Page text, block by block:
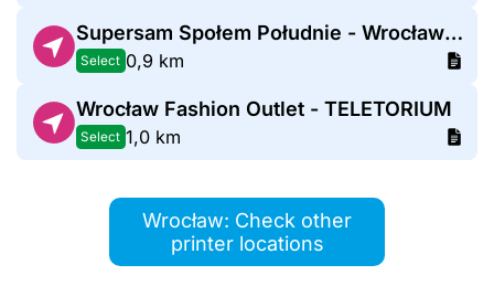
Supersam Społem Południe - Wrocław Zemska
Select 0,9 km
Wrocław Fashion Outlet - TELETORIUM
Select 1,0 km
Wrocław: Check other
printer locations